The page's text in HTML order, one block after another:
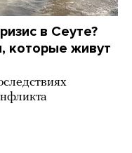
в Сеуте?
которые живут